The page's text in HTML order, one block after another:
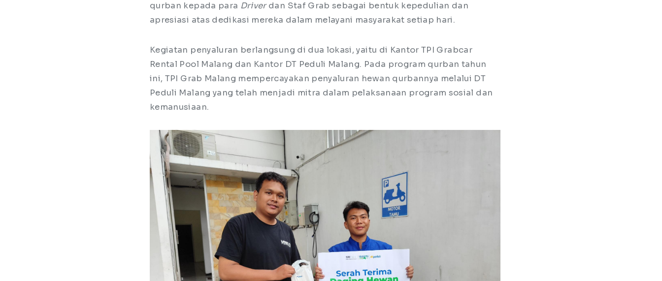
qurban kepada para Driverdan Staf Grab sebagai bentuk kepedulian dan
apresiasi atas dedikasi mereka dalam melayani masyarakat setiap hari.
Kegiatan penyaluran berlangsung di dua lokasi, yaitu di Kantor TPI Grabcar
Rental Pool Malang dan Kantor DT Peduli Malang. Pada program qurban tahun
ini, TPI Grab Malang mempercayakan penyaluran hewan qurbannya melalui DT
Peduli Malang yang telah menjadi mitra dalam pelaksanaan program sosial dan
kemanusiaan.